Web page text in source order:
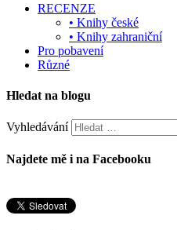
RECENZE
• Knihy české
• Knihy zahraniční
Pro pobavení
Různé
Hledat na blogu
Vyhledávání
Najdete mě i na Facebooku